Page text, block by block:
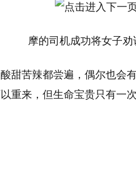
摩的司机成功将女子劝
甜苦辣都尝遍，偶尔也会
重来，但生命宝贵只有一